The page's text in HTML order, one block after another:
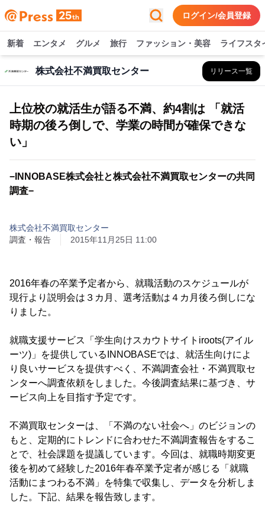
ログイン/会員登録
新着 エンタメ グルメ 旅行 ファッション・美容 ライフスタ
株式会社不満買取センター リリース一覧
上位校の就活生が語る不満、約4割は 「就活
時期の後ろ倒しで、学業の時間が確保できな
い」
−INNOBASE株式会社と株式会社不満買取センターの共同
調査−
株式会社不満買取センター
調査・報告
2015年11月25日 11:00
2016年春の卒業予定者から、就職活動のスケジュールが
現行より説明会は３カ月、選考活動は４カ月後ろ倒しにな
りました。
就職支援サービス「学生向けスカウトサイトiroots(アイル
ーツ)」を提供しているINNOBASEでは、就活生向けによ
り良いサービスを提供すべく、不満調査会社・不満買取セ
ンターへ調査依頼をしました。今後調査結果に基づき、サ
ービス向上を目指す予定です。
不満買取センターは、「不満のない社会へ」のビジョンの
もと、定期的にトレンドに合わせた不満調査報告をするこ
とで、社会課題を提議しています。今回は、就職時期変更
後を初めて経験した2016年春卒業予定者が感じる「就職
活動にまつわる不満」を特集で収集し、データを分析しま
した。下記、結果を報告致します。